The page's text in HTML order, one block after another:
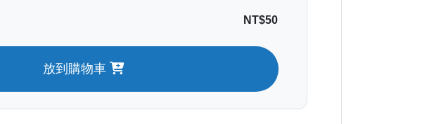
NT$50
放到購物車